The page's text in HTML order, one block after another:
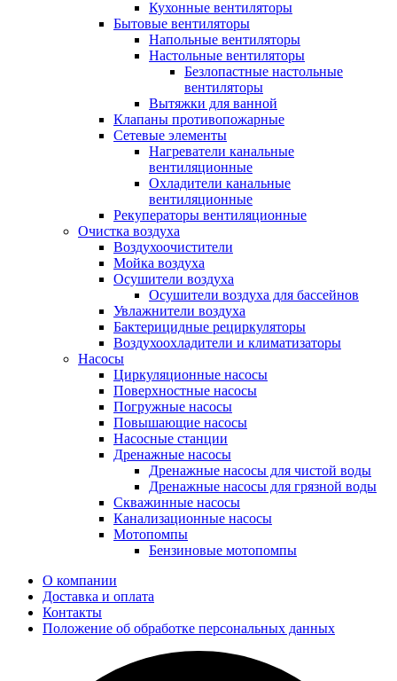
Кухонные вентиляторы
Бытовые вентиляторы
Напольные вентиляторы
Настольные вентиляторы
Безлопастные настольные
вентиляторы
Вытяжки для ванной
Клапаны противопожарные
Сетевые элементы
Нагреватели канальные
вентиляционные
Охладители канальные
вентиляционные
Рекуператоры вентиляционные
Очистка воздуха
Воздухоочистители
Мойка воздуха
Осушители воздуха
Осушители воздуха для бассейнов
Увлажнители воздуха
Бактерицидные рециркуляторы
Воздухоохладители и климатизаторы
Насосы
Циркуляционные насосы
Поверхностные насосы
Погружные насосы
Повышающие насосы
Насосные станции
Дренажные насосы
Дренажные насосы для чистой воды
Дренажные насосы для грязной воды
Скважинные насосы
Канализационные насосы
Мотопомпы
Бензиновые мотопомпы
О компании
Доставка и оплата
Контакты
Положение об обработке персональных данных